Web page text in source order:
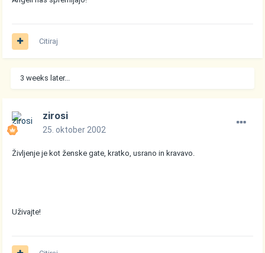
Citiraj
3 weeks later...
zirosi
25. oktober 2002
Življenje je kot ženske gate, kratko, usrano in kravavo.
Uživajte!